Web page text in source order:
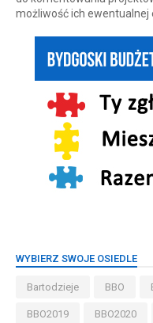
możliwość ich ewentualnej
WYBIERZ SWOJE OSIEDLE
Bartodzieje BBO
BBO2019 BBO2020